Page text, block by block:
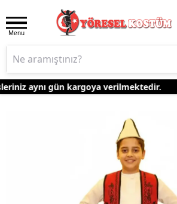
Menu
aynı gün kargoya verilmektedir.